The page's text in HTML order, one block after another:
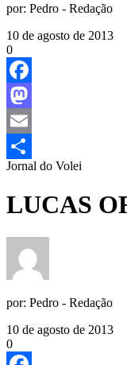
por: Pedro - Redação
10 de agosto de 2013
0
Facebook
Mastodon
Email
Share
Jornal do Volei
LUCAS
por: Pedro - Redação
10 de agosto de 2013
0